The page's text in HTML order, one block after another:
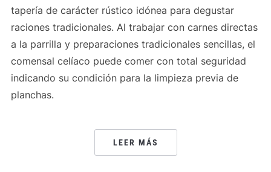
tapería de carácter rústico idónea para degustar
raciones tradicionales. Al trabajar con carnes directas
a la parrilla y preparaciones tradicionales sencillas, el
comensal celíaco puede comer con total seguridad
indicando su condición para la limpieza previa de
planchas.
LEER MÁS